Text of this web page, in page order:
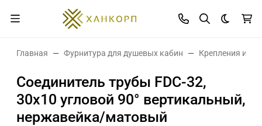
Темная
Главная Фурнитура для душевых кабин Крепления и
Соединитель трубы FDC-32,
30х10 угловой 90° вертикальный,
нержавейка/матовый